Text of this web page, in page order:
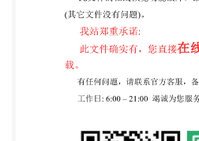
的选址、选型与安装”（见
5.2.2），将“紧急报警（求助
“紧急报警（求助）装置的选
5.2.2，2009年版的5.2.3）；
安全管理系统（见5.4）； f)
款（见5.5）； g)将“金属探测